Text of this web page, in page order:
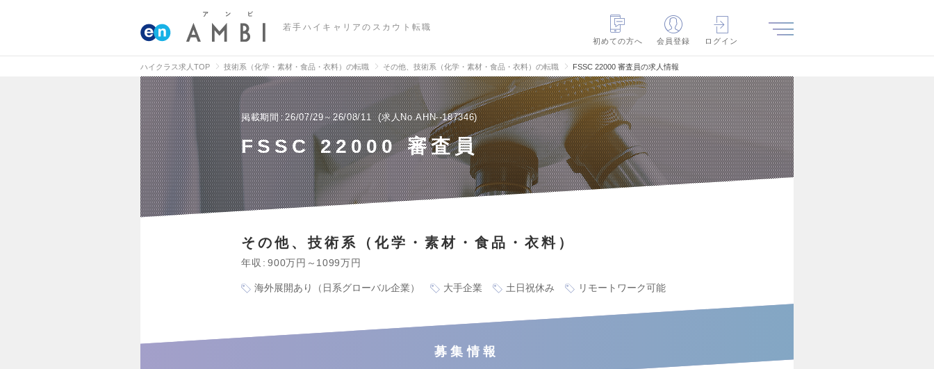
若手ハイキャリアのスカウト転職
初めての方へ
会員登録 ログイン
ハイクラス求人TOP 技術系（化学・素材・食品・衣料）の転職 その他、技術系（化学・素材・食品・衣料）の転職 FSSC 22000 審査員の求人情報
掲載期間 26/07/29～26/08/11 求人No.AHN--187346
FSSC 22000 審査員
その他、技術系（化学・素材・食品・衣料）
年収 900万円～1099万円
海外展開あり（日系グローバル企業） 大手企業 土日祝休み リモートワーク可能
募集情報